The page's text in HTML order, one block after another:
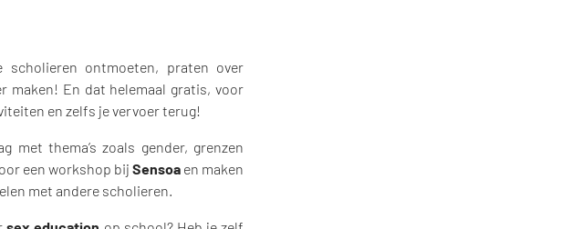
scholieren ontmoeten, praten over
maken! En dat helemaal gratis, voor
en zelfs je vervoer terug!
met thema’s zoals gender, grenzen
een workshop bij Sensoaen maken
met andere scholieren.